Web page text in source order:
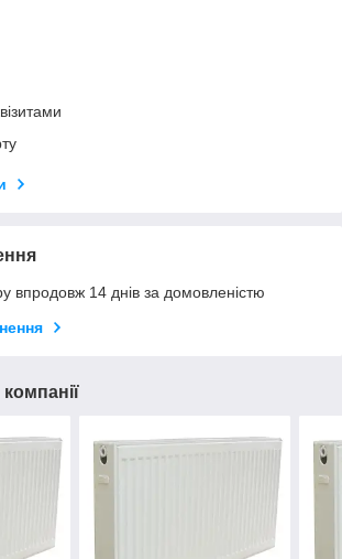
впродовж 14 днів за домовленістю